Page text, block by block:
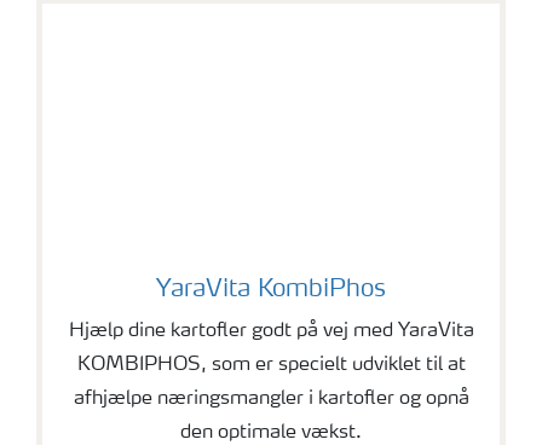
YaraVita KombiPhos
YaraVita KombiPhos
Hjælp dine kartofler godt på vej med YaraVita
KOMBIPHOS, som er specielt udviklet til at
afhjælpe næringsmangler i kartofler og opnå
den optimale vækst.